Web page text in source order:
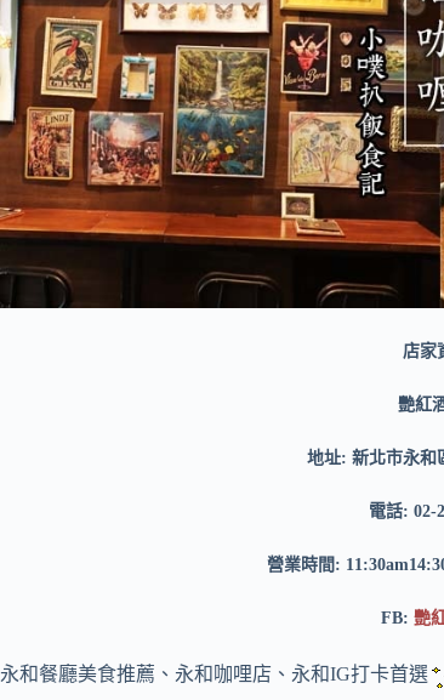
店家
艷紅
地址: 新北市永和
電話: 02-
營業時間:
FB:艷
永和餐廳美食推薦、永和咖哩店、永和IG打卡首選